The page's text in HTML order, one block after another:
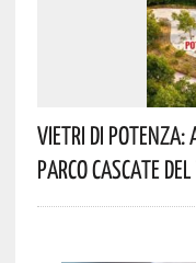
Vietri Di Potenza:
Parco Cascate